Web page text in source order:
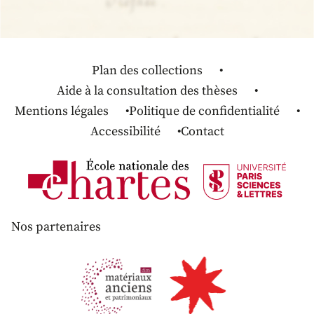
Plan des collections
Aide à la consultation des thèses
Mentions légales
Politique de confidentialité
Accessibilité
Contact
Nos partenaires